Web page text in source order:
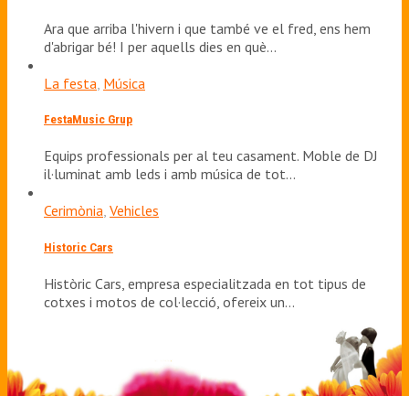
Ara que arriba l'hivern i que també ve el fred, ens hem
d'abrigar bé! I per aquells dies en què…
La festa, Música
FestaMusic Grup
Equips professionals per al teu casament. Moble de DJ
il·luminat amb leds i amb música de tot…
Cerimònia, Vehicles
Historic Cars
Històric Cars, empresa especialitzada en tot tipus de
cotxes i motos de col·lecció, ofereix un…